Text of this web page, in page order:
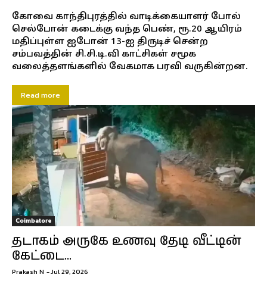
கோவை காந்திபுரத்தில் வாடிக்கையாளர் போல்
செல்போன் கடைக்கு வந்த பெண், ரூ.20 ஆயிரம்
மதிப்புள்ள ஐபோன் 13-ஐ திருடிச் சென்ற
சம்பவத்தின் சி.சி.டி.வி காட்சிகள் சமூக
வலைத்தளங்களில் வேகமாக பரவி வருகின்றன.
Read more
Coimbatore
தடாகம் அருகே உணவு தேடி வீட்டின்
கேட்டை...
Prakash N -Jul 29, 2026